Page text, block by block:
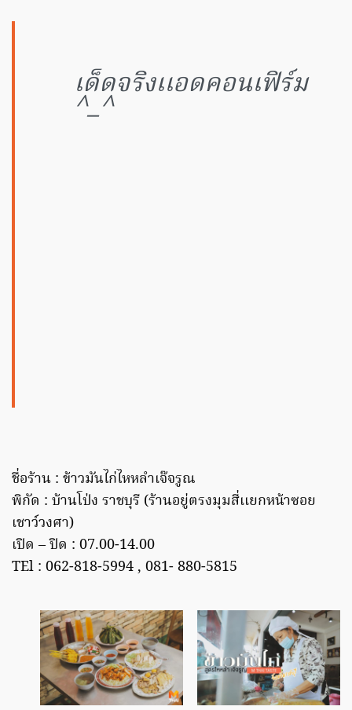
เด็ดจริงเเอดคอนเฟิร์ม
^_^
ชื่อร้าน : ข้าวมันไก่ไหหลำเจ๊จรูณ
พิกัด : บ้านโป่ง ราชบุรี (ร้านอยู่ตรงมุมสี่เเยกหน้าซอย
เชาว์วงศา)
เปิด – ปิด : 07.00-14.00
TEl : 062-818-5994 , 081- 880-5815